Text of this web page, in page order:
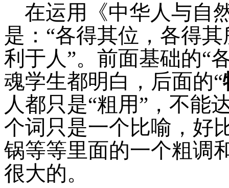
在运用《中华人与自
是： “各得其位，各得
利于人 ”。前面基础的“
魂学生都明白，后面的“
人都只是“粗用” ，不能
个词只是一个比喻，好
锅等等里面的一个粗调
很大的。